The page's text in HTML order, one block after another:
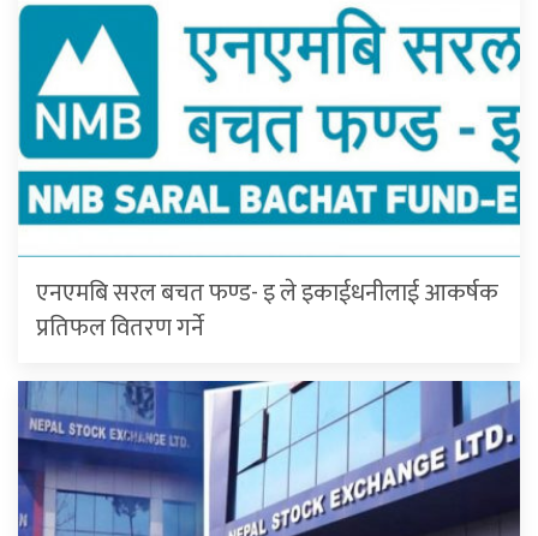
एनएमबि सरल बचत फण्ड- इ ले इकाईधनीलाई आकर्षक
प्रतिफल वितरण गर्ने